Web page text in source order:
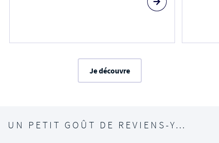
Je découvre
UN PETIT GOÛT DE REVIENS-Y…